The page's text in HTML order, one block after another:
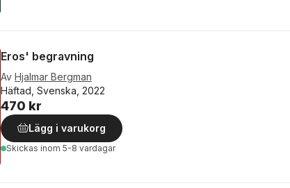
Eros' begravning
Av Hjalmar Bergman
Häftad, Svenska, 2022
470 kr
Lägg i varukorg
Skickas inom 5-8 vardagar